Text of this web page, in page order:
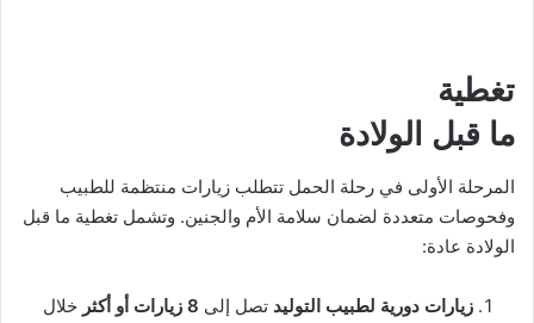
تغطية
ما قبل الولادة
المرحلة الأولى في رحلة الحمل تتطلب زيارات منتظمة للطبيب
وفحوصات متعددة لضمان سلامة الأم والجنين. وتشمل تغطية ما قبل
الولادة عادة:
زيارات دورية لطبيب التوليد تصل إلى 8 زيارات أو أكثر
خلال